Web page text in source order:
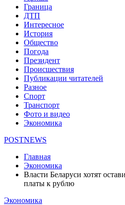
Граница
ДТП
Интересное
История
Общество
Погода
Президент
Происшествия
Публикации читателей
Разное
Спорт
Транспорт
Фото и видео
Экономика
POSTNEWS
Главная
Экономика
Власти Беларуси хотят
платы к рублю
Экономика